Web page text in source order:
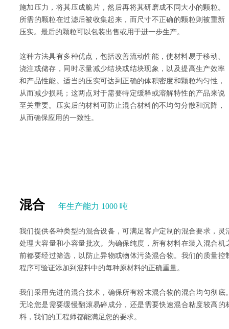
施加压力，将其压成脆片，然后再将其研磨成不同大小的颗粒。
所需的颗粒在过滤后被收集起来，而尺寸不正确的颗粒则被重新
压实。最后的颗粒可以包装出售或用于进一步生产。
这种方法具有多种优点，包括改善流动性能，使材料易于移动、
浇注或储存，同时尽量减少结块或结块现象，以及提高生产效率
和产品性能。适当的压实可达到正确的体积密度和颗粒均匀性，
从而减少损耗；这两点对于需要特定缓释或溶解特性的产品来说
至关重要。压实后的材料可防止混合材料的不均匀分散和沉降，
从而确保应用的一致性。
混合 年生产能力 1000 吨
我们提供各种类型的混合设备，可满足客户定制的混合要求，灵
处理大容量和小容量批次。为确保纯度，所有材料在装入混合机
前都要经过筛选，以防止异物或物体污染混合物。我们的质量控
程序可验证添加到混料中的每种原材料的正确重量。
我们采用先进的混合技术，确保所有粉末混合物的混合均匀彻底
无论您是需要缓慢翻滚易碎成分，还是需要快速混合粘度较高的
料，我们的工程师都能满足您的要求。